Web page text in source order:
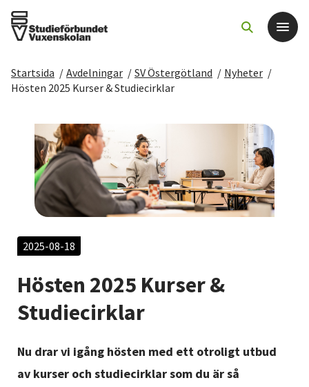
Det här gör vi
För dig som
Sök kurser och evenemang
Om SV
Starta studiecirkel
Cirkelledare
Nyheter
Avdelningar
Startsida / Avdelningar / SV Östergötland / Nyheter /
Hösten 2025 Kurser & Studiecirklar
2025-08-18
Hösten 2025 Kurser &
Studiecirklar
Nu drar vi igång hösten med ett otroligt utbud
av kurser och studiecirklar som du är så